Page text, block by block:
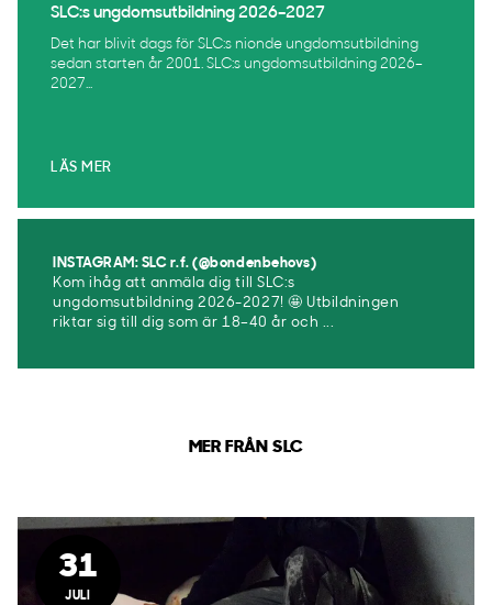
SLC:s ungdomsutbildning 2026–2027
Det har blivit dags för SLC:s nionde ungdomsutbildning
sedan starten år 2001. SLC:s ungdomsutbildning 2026–
2027...
LÄS MER
INSTAGRAM: SLC r.f. (@bondenbehovs)
Kom ihåg att anmäla dig till SLC:s
ungdomsutbildning 2026-2027! 🤩 Utbildningen
riktar sig till dig som är 18–40 år och ...
MER FRÅN SLC
31
JULI